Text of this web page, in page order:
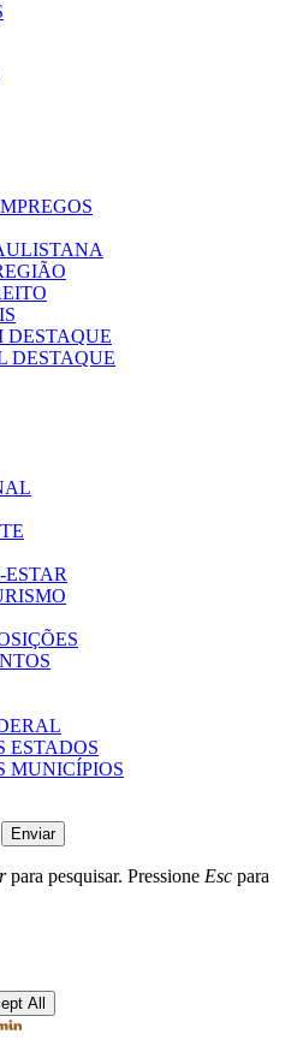
DESTAQUE
DESTAQUE
ESTADOS
MUNICÍPIOS
Enviar
para pesquisar. Pressione Esc para
All